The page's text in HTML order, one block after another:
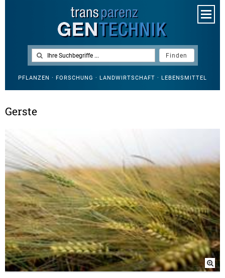
PFLANZEN · FORSCHUNG · LANDWIRTSCHAFT · LEBENSMITTEL
Gerste